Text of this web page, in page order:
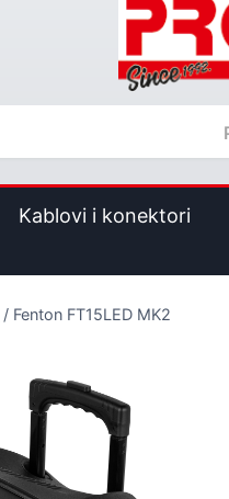
Kablovi i konektori
/ Fenton FT15LED MK2